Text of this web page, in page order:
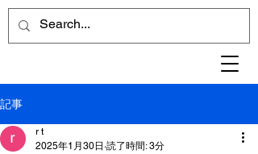
記事
r t
2025年1月30日 読了時間: 3分